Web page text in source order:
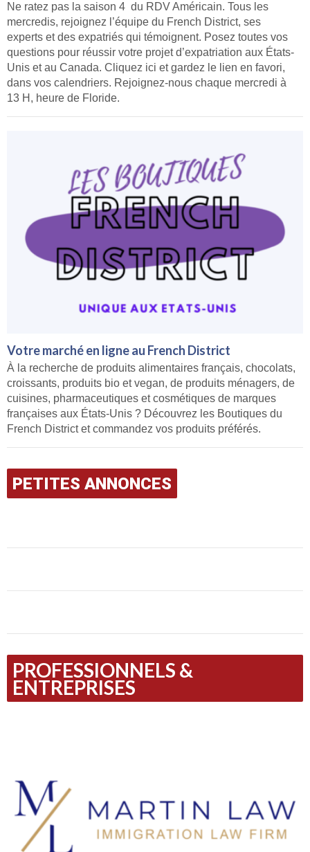
Ne ratez pas la saison 4 du RDV Américain. Tous les
mercredis, rejoignez l’équipe du French District, ses
experts et des expatriés qui témoignent. Posez toutes vos
questions pour réussir votre projet d’expatriation aux États-
Unis et au Canada. Cliquez ici et gardez le lien en favori,
dans vos calendriers. Rejoignez-nous chaque mercredi à
13 H, heure de Floride.
Votre marché en ligne au French District
À la recherche de produits alimentaires français, chocolats,
croissants, produits bio et vegan, de produits ménagers, de
cuisines, pharmaceutiques et cosmétiques de marques
françaises aux États-Unis ? Découvrez les Boutiques du
French District et commandez vos produits préférés.
PETITES ANNONCES
PROFESSIONNELS &
ENTREPRISES